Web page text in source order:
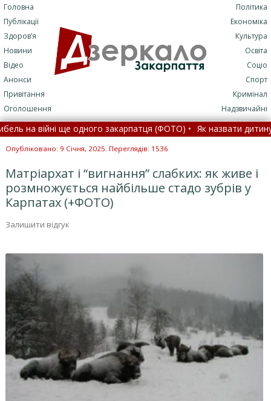
Головна
Публікації
Здоров’я
Новини
Відео
Анонси
Привітання
Оголошення
Політика
Економіка
Культура
Освіта
Соціо
Спорт
Кримінал
Надзвичайні
ще одного закарпатця (ФОТО) • Як назвати дитину в Україні:
кордон: детальне пояснення • Відбувся 231 бій: у Генштабі
Опубліковано: 9 Січня, 2025. Переглядів: 1536
Матріархат і “вигнання” слабких: як живе і
розмножується найбільше стадо зубрів у
Карпатах (+ФОТО)
Залишити відгук